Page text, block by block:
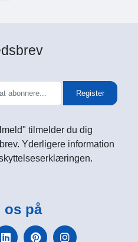
Register
tilmelder du dig
Yderligere information
os på